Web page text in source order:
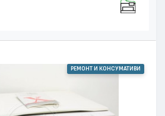
РЕМОНТ И КОНСУМАТИВИ